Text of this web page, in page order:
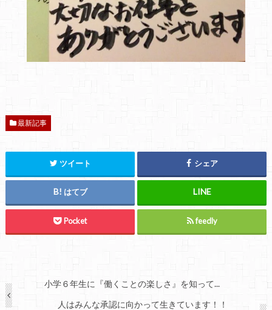
最新記事
ツイート シェア
はてブ
Pocket feedly
小学６年生に『働くことの楽しさ』を知って...
人はみんな承認に向かって生きています！！